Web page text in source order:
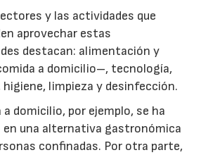
y las actividades que
aprovechar estas
destacan: alimentación y
a domicilio–, tecnología,
limpieza y desinfección.
a domicilio, por ejemplo, se ha
una alternativa gastronómica
confinadas. Por otra parte,